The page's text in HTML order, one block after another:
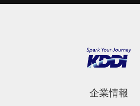
企業情報